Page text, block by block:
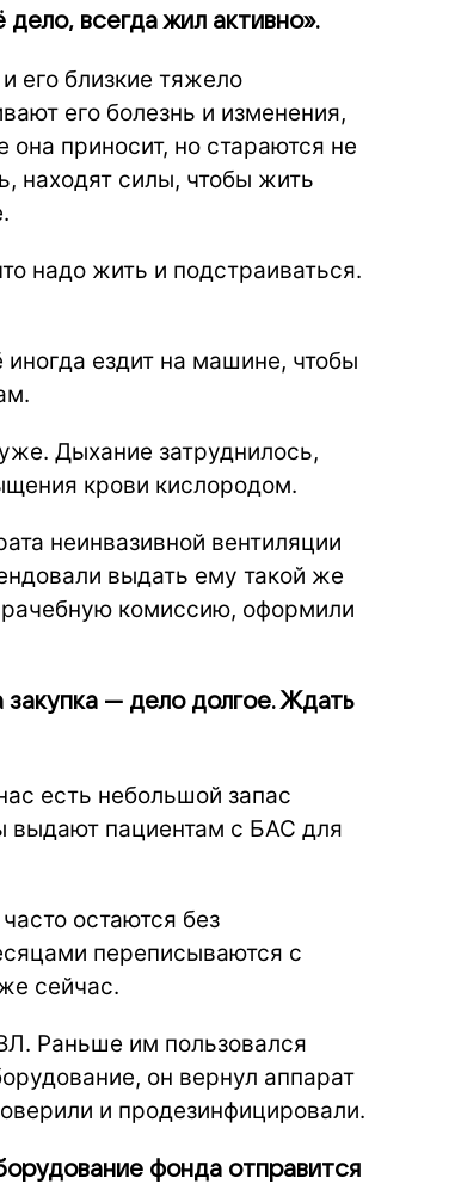
дело, всегда жил активно».
его близкие тяжело
его болезнь и изменения,
она приносит, но стараются не
находят силы, чтобы жить
надо жить и подстраиваться.
ездит на машине, чтобы
Дыхание затруднилось,
крови кислородом.
неинвазивной вентиляции
выдать ему такой же
комиссию, оформили
закупка — дело долгое. Ждать
есть небольшой запас
выдают пациентам с БАС для
остаются без
переписываются с
сейчас.
Раньше им пользовался
он вернул аппарат
и продезинфицировали.
фонда отправится